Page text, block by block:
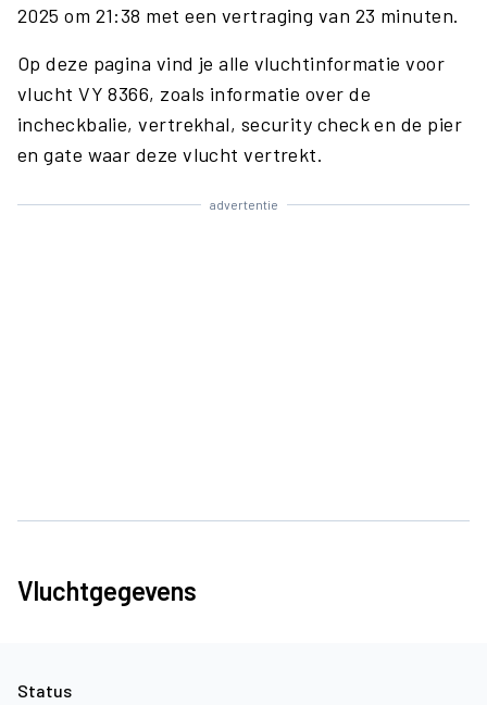
2025 om 21:38 met een vertraging van 23 minuten.
Op deze pagina vind je alle vluchtinformatie voor
vlucht VY 8366, zoals informatie over de
incheckbalie, vertrekhal, security check en de pier
en gate waar deze vlucht vertrekt.
advertentie
Vluchtgegevens
Status